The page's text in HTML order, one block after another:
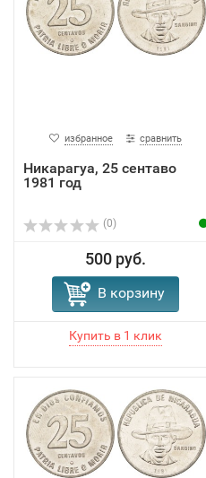
избранное сравнить
Никарагуа, 25 сентаво
1981 год
(0)
500 руб.
В корзину